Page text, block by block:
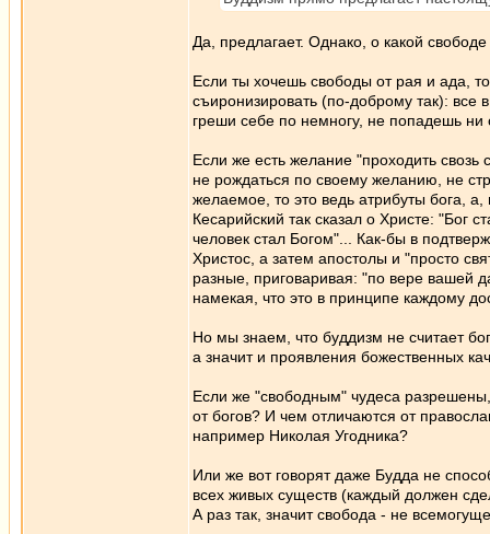
Да, предлагает. Однако, о какой
Если ты хочешь свободы от рая и ада, то
съиронизировать (по-доброму так): все
греши себе по немногу, не попадешь
Если же есть желание "проходить свозь
не рождаться по своему желанию, не
желаемое, то это ведь атрибуты бога,
Кесарийский так сказал о Христе: "Бог
человек стал Богом"... Как-бы в
Христос, а затем апостолы и "просто
разные, приговаривая: "по вере вашей
намекая, что это в принципе каждому
Но мы знаем, что буддизм не считает
а значит и проявления божественных
Если же "свободным" чудеса
от богов? И чем отличаются от
например Николая Угодника?
Или же вот говорят даже Будда не
всех живых существ (каждый должен
А раз так, значит свобода - не